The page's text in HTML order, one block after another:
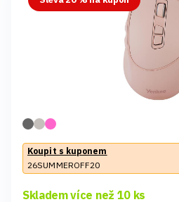
Koupit s kuponem
26SUMMEROFF20
Skladem více než 10 ks